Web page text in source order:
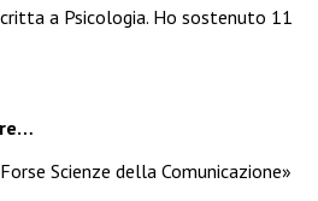
a Psicologia. Ho sostenuto 11
Scienze della Comunicazione»